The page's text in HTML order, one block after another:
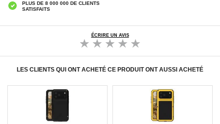
PLUS DE 8 000 000 DE CLIENTS
SATISFAITS
ÉCRIRE UN AVIS
LES CLIENTS QUI ONT ACHETÉ CE PRODUIT ONT AUSSI ACHETÉ